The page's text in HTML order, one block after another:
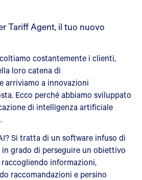
Tariff Agent, il tuo nuovo
costantemente i clienti,
loro catena di
arriviamo a innovazioni
Ecco perché abbiamo sviluppato
di intelligenza artificiale
Si tratta di un software infuso di
grado di perseguire un obiettivo
informazioni,
raccomandazioni e persino